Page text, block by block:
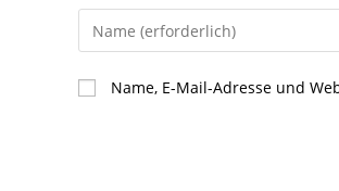
Gib
deinen
Namen
oder
Name, E-Mail-Adresse und